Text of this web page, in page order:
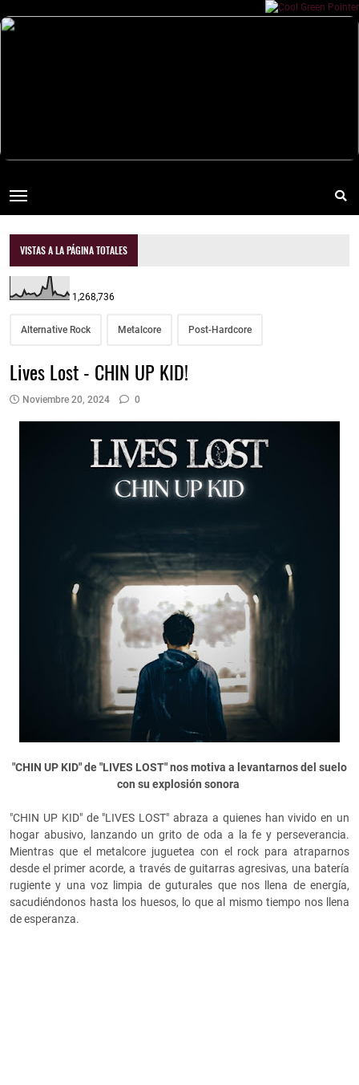
VISTAS A LA PÁGINA TOTALES
1,268,736
Alternative Rock Metalcore Post-Hardcore
Lives Lost - CHIN UP KID!
Noviembre 20, 2024 0
"CHIN UP KID" de "LIVES LOST" nos motiva a levantarnos del suelo
con su explosión sonora
"CHIN UP KID" de "LIVES LOST" abraza a quienes han vivido en un
hogar abusivo, lanzando un grito de oda a la fe y perseverancia.
Mientras que el metalcore juguetea con el rock para atraparnos
desde el primer acorde, a través de guitarras agresivas, una batería
rugiente y una voz limpia de guturales que nos llena de energía,
sacudiéndonos hasta los huesos, lo que al mismo tiempo nos llena
de esperanza.